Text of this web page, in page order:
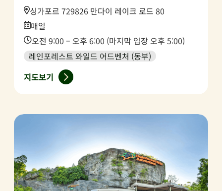
Location:
싱가포르 729826 만다이 레이크 로드 80
Date:
매일
Time:
오전 9:00 – 오후 6:00 (마지막 입장 오후 5:00)
레인포레스트 와일드 어드벤처 (동부)
지도보기